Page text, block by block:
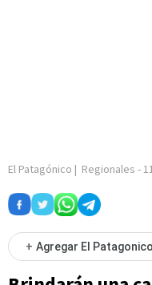
El Patagónico | Regionales -
+ Agregar El